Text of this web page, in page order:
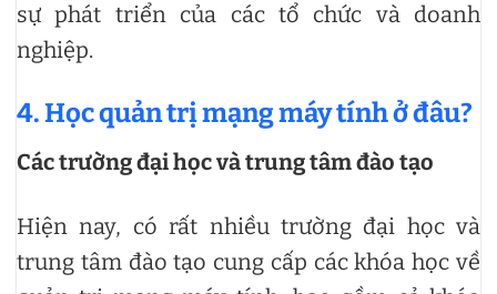
sự phát triển của các tổ chức và doanh
nghiệp.
4. Học quản trị mạng máy tính ở đâu?
Các trường đại học và trung tâm đào tạo
Hiện nay, có rất nhiều trường đại học và
trung tâm đào tạo cung cấp các khóa học về